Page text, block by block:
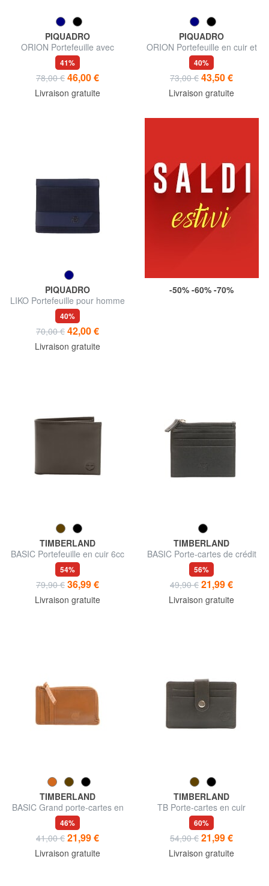
PIQUADRO
ORION Portefeuille avec
porte-billets et porte-monnaie
41%
78,00 € 46,00 €
Livraison gratuite
PIQUADRO
ORION Portefeuille en cuir et
tissu recyclés
40%
73,00 € 43,50 €
Livraison gratuite
PIQUADRO
LIKO Portefeuille pour homme
40%
70,00 € 42,00 €
Livraison gratuite
-50% -60% -70%
TIMBERLAND
BASIC Portefeuille en cuir 6cc
54%
79,90 € 36,99 €
Livraison gratuite
TIMBERLAND
BASIC Porte-cartes de crédit
avec fermeture éclair
56%
49,90 € 21,99 €
Livraison gratuite
TIMBERLAND
BASIC Grand porte-cartes en
cuir avec zip
46%
41,00 € 21,99 €
Livraison gratuite
TIMBERLAND
TB Porte-cartes en cuir
60%
54,90 € 21,99 €
Livraison gratuite